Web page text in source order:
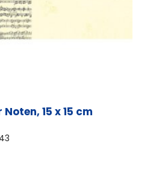
15 x 15 cm